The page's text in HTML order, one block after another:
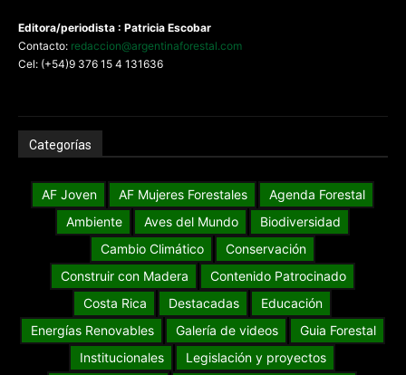
Editora/periodista : Patricia Escobar
Contacto: redaccion@argentinaforestal.com
Cel: (+54)9 376 15 4 131636
Categorías
AF Joven AF Mujeres Forestales
Agenda Forestal
Ambiente
Aves del Mundo
Biodiversidad
Cambio Climático
Conservación
Construir con Madera
Contenido Patrocinado
Costa Rica
Destacadas
Educación
Energías Renovables
Galería de videos
Guia Forestal
Institucionales
Legislación y proyectos